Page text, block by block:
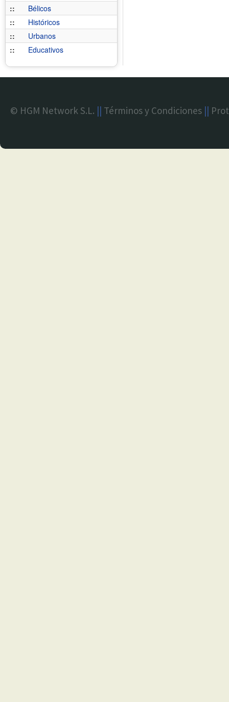
::
Bélicos
::
Históricos
::
Urbanos
::
Educativos
© HGM Network S.L. || Términos y Condiciones ||